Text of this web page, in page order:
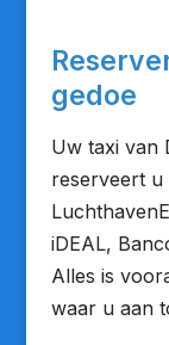
gedoe
Uw taxi van
reserveert u
iDEAL,
Alles is
waar u aan